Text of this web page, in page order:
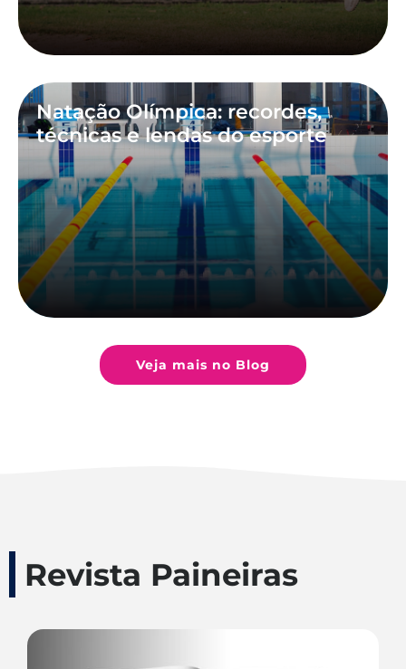
Natação Olímpica: recordes,
técnicas e lendas do esporte
Veja mais no Blog
Revista Paineiras